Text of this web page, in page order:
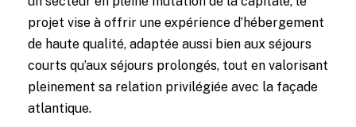
projet vise à offrir une expérience d’hébergement
de haute qualité, adaptée aussi bien aux séjours
courts qu’aux séjours prolongés, tout en valorisant
pleinement sa relation privilégiée avec la façade
atlantique.